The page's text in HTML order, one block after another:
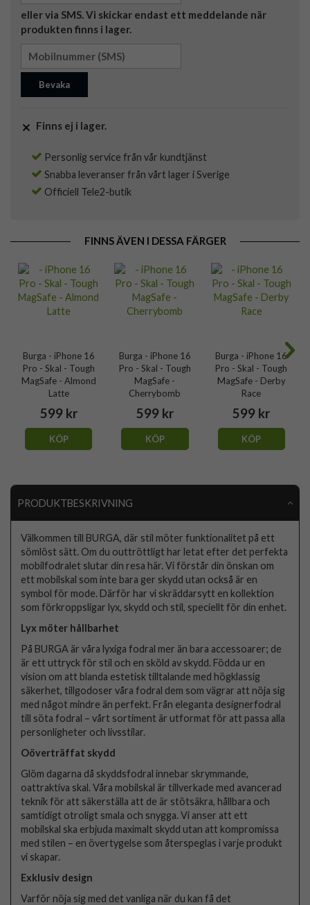
eller via SMS. Vi skickar endast ett meddelande när
produkten finns i lager.
Bevaka
Finns ej i lager.
Personlig service från vår kundtjänst
Snabba leveranser från vårt lager i Sverige
Officiell Tele2-butik
FINNS ÄVEN I DESSA FÄRGER
Burga - iPhone 16
Pro - Skal - Tough
MagSafe - Almond
Latte
599 kr
KÖP
Burga - iPhone 16
Pro - Skal - Tough
MagSafe -
Cherrybomb
599 kr
KÖP
Burga - iPhone 16
Pro - Skal - Tough
MagSafe - Derby
Race
599 kr
KÖP
PRODUKTBESKRIVNING
Välkommen till BURGA, där stil möter funktionalitet på ett
sömlöst sätt. Om du outtröttligt har letat efter det perfekta
mobilfodralet slutar din resa här. Vi förstår din önskan om
ett mobilskal som inte bara ger skydd utan också är en
symbol för mode. Därför har vi skräddarsytt en kollektion
som förkroppsligar lyx, skydd och stil, speciellt för din enhet.
Lyx möter hållbarhet
På BURGA är våra lyxiga fodral mer än bara accessoarer; de
är ett uttryck för stil och en sköld av skydd. Födda ur en
vision om att blanda estetisk tilltalande med högklassig
säkerhet, tillgodoser våra fodral dem som vägrar att nöja sig
med något mindre än perfekt. Från eleganta designerfodral
till söta fodral – vårt sortiment är utformat för att passa alla
personligheter och livsstilar.
Oöverträffat skydd
Glöm dagarna då skyddsfodral innebar skrymmande,
oattraktiva skal. Våra mobilskal är tillverkade med avancerad
teknik för att säkerställa att de är stötsäkra, hållbara och
samtidigt otroligt smala och snygga. Vi anser att ett
mobilskal ska erbjuda maximalt skydd utan att kompromissa
med stilen – en övertygelse som återspeglas i varje produkt
vi skapar.
Exklusiv design
Varför nöja sig med det vanliga när du kan få det